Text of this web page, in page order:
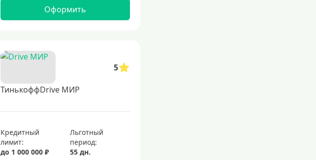
Оформить
5
ТинькоффDrive МИР
Кредитный
лимит:
до 1 000 000 ₽
Льготный
период:
55 дн.